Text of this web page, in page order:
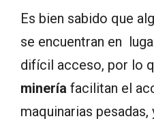
Es bien sabido que
se encuentran en
difícil acceso, por lo
minería facilitan el
maquinarias pesadas,